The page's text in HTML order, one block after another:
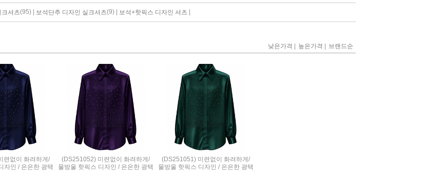
크셔츠(95) | 보석단추 디자인 실크셔츠(9) | 보석+핫픽스 디자인 셔츠
낮은가격 | 높은가격 | 브랜드순
련없이 화려하게/
자인 / 은은한 광택
(DS251052) 미련없이 화려하게/
물방울 핫픽스 디자인 / 은은한 광택
(DS251051) 미련없이 화려하게/
물방울 핫픽스 디자인 / 은은한 광택